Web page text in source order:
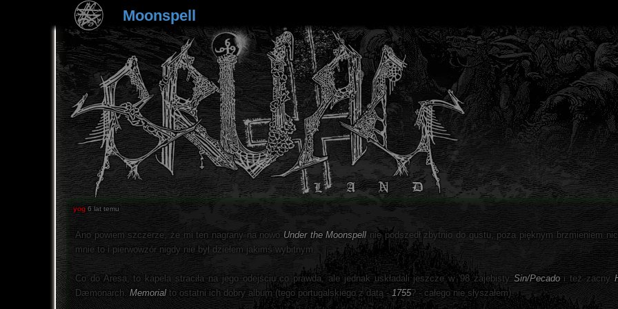
Moonspell
yog 6 lat temu
Ano powiem szczerze, że mi ten nagrany na nowo Under the Moonspell nie podszedł zbytnio do gustu, poza pięknym brzmieniem
mnie to i pierwowzór nigdy nie był dziełem jakimś wybitnym.
Co do Aresa, to kapela straciła na jego odejściu co prawda, ale jednak uskładali jeszcze w '98 zajebisty Sin/Pecadoi też zacny
Dæmonarch.Memorialto ostatni ich dobry album (tego portugalskiego z datą -1755? - całego nie słyszałem).